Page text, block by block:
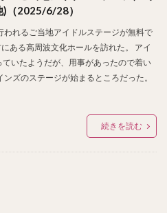
（2025/6/28）
れるご当地アイドルステージが無料で
ある高周波文化ホールを訪れた。 アイ
いたようだが、用事があったので着い
ズのステージが始まるところだった。
続きを読む